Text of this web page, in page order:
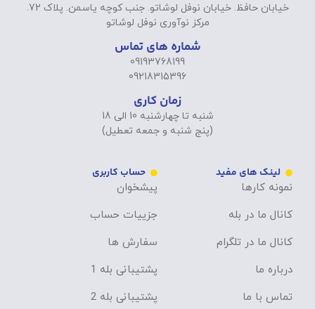
خیابان حافظ. خیابان نوفل لوشاتو. جنب کوچه یاسمن. پلاک 72.
مرکز نوآوری نوفل لوشاتو
شماره های تماس
09193768199
09218315396
زمان کاری
شنبه تا چهارشنبه 10 الی 18
(پنج شنبه و جمعه تعطیل)
لینک های مفید
نمونه کارها
کانال ما در بله
کانال ما در تلگرام
درباره ما
تماس با ما
حساب کاربری
پیشخوان
جزییات حساب
سفارش ها
پشتیبانی بله 1
پشتیبانی بله 2